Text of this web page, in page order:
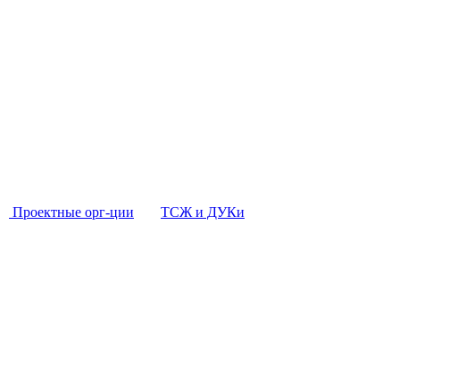
Проектные орг-ции ТСЖ и ДУКи